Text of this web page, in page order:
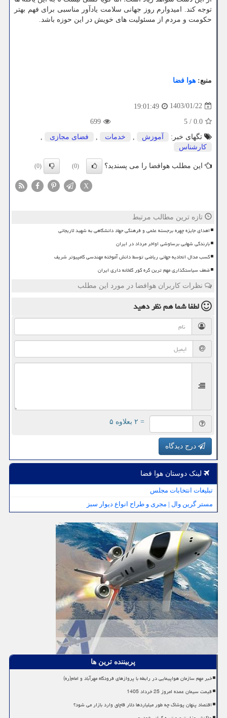
توجه کند. امیدوارم روز جهانی سلامت یادآور مناسبی برای فهم بهتر
حکومت و مردم از مسئولیت های خویش در این حوزه باشد.
منبع: هوا فضا
1403/01/22
19:01:49
0.0
/
5
699
تگهای خبر:
آموزش , خدمات , فضای مجازی
,
كارشناس
این مطلب هوافضا را می پسندید؟ (0)
(0)
X
تازه ترین مطالب مرتبط
اهدای جایزه چهره برجسته علمی و فرهنگی جهاد دانشگاهی به شهید لاریجانی
بارندگی شهابی برساوشی اواخر مرداد در ایران
کسب مدال اتحادیه جهانی ریاضی توسط دانش آموخته مهندسی کامپیوتر شریف
ضعف سیاستگذاری مهم ترین گره کور گلخانه داری ایران
نظرات کاربران هوافضا در مورد این مطلب
لطفا شما همنظر دهید
= ۲ بعلاوه ۵
درج دیدگاه
لینک دوستان هوا فضا
تبلیغات انتخابات مجلس
مستر گرین وال | مجری و طراح انواع دیوار سبز
پربیننده ترین ها
خبر مهم سازمان هواپیمایی در رابطه با پروازهای فرودگاه مهرآباد و امام(ره)
قیمت سیمان عمده امروز 25 خرداد 1405
اقتصاد پنهان پوشاک چه طور میلیاردها دلار قاچاق وارد بازار می شود؟